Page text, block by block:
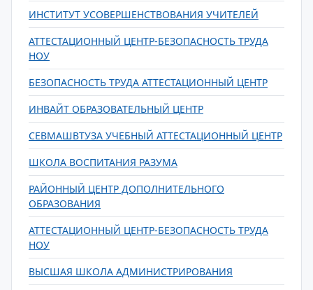
ИНСТИТУТ УСОВЕРШЕНСТВОВАНИЯ УЧИТЕЛЕЙ
АТТЕСТАЦИОННЫЙ ЦЕНТР-БЕЗОПАСНОСТЬ ТРУДА
НОУ
БЕЗОПАСНОСТЬ ТРУДА АТТЕСТАЦИОННЫЙ ЦЕНТР
ИНВАЙТ ОБРАЗОВАТЕЛЬНЫЙ ЦЕНТР
СЕВМАШВТУЗА УЧЕБНЫЙ АТТЕСТАЦИОННЫЙ ЦЕНТР
ШКОЛА ВОСПИТАНИЯ РАЗУМА
РАЙОННЫЙ ЦЕНТР ДОПОЛНИТЕЛЬНОГО
ОБРАЗОВАНИЯ
АТТЕСТАЦИОННЫЙ ЦЕНТР-БЕЗОПАСНОСТЬ ТРУДА
НОУ
ВЫСШАЯ ШКОЛА АДМИНИСТРИРОВАНИЯ